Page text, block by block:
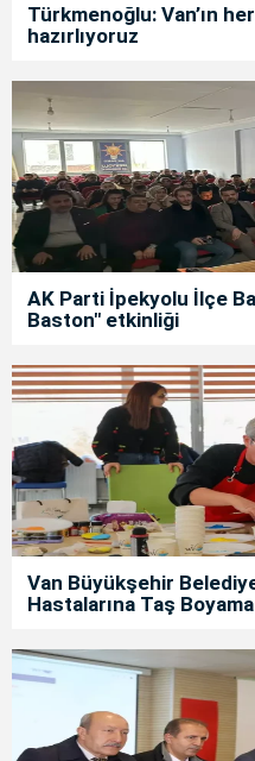
Türkmenoğlu: Van’ın
hazırlıyoruz
AK Parti İpekyolu İlçe
Baston" etkinliği
Van Büyükşehir
Hastalarına Taş